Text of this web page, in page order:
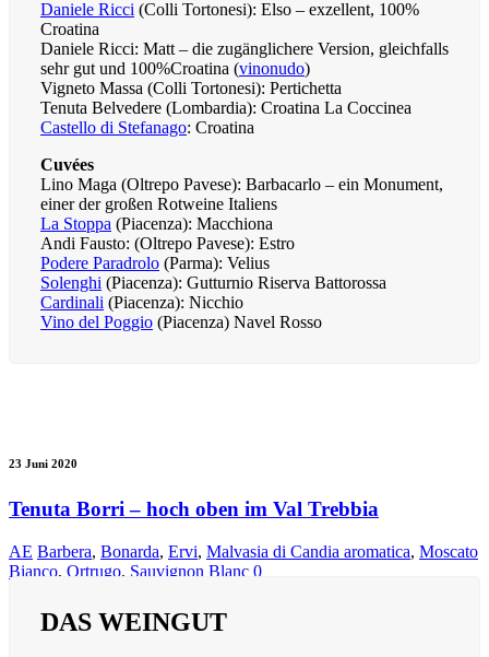
Daniele Ricci (Colli Tortonesi): Elso – exzellent, 100%
Croatina
Daniele Ricci: Matt – die zugänglichere Version, gleichfalls
sehr gut und 100%Croatina (vinonudo)
Vigneto Massa (Colli Tortonesi): Pertichetta
Tenuta Belvedere (Lombardia): Croatina La Coccinea
Castello di Stefanago: Croatina
Cuvées
Lino Maga (Oltrepo Pavese): Barbacarlo – ein Monument,
einer der großen Rotweine Italiens
La Stoppa (Piacenza): Macchiona
Andi Fausto: (Oltrepo Pavese): Estro
Podere Paradrolo (Parma): Velius
Solenghi (Piacenza): Gutturnio Riserva Battorossa
Cardinali (Piacenza): Nicchio
Vino del Poggio (Piacenza) Navel Rosso
23 Juni 2020
Tenuta Borri – hoch oben im Val Trebbia
AE Barbera, Bonarda, Ervi, Malvasia di Candia aromatica, Moscato
Bianco, Ortrugo, Sauvignon Blanc 0
DAS WEINGUT